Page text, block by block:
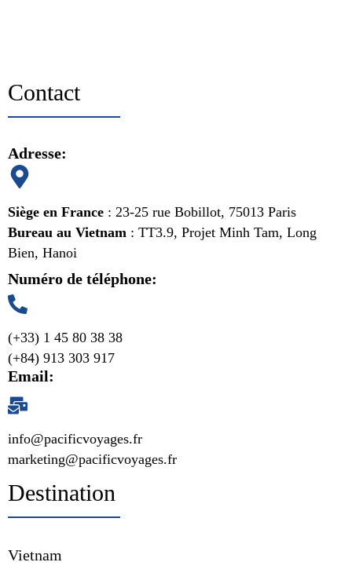
Contact
Adresse:
Siège en France : 23-25 rue Bobillot, 75013 Paris
Bureau au Vietnam : TT3.9, Projet Minh Tam, Long
Bien, Hanoi
Numéro de téléphone:
(+33) 1 45 80 38 38
(+84) 913 303 917
Email:
info@pacificvoyages.fr
marketing@pacificvoyages.fr
Destination
Vietnam